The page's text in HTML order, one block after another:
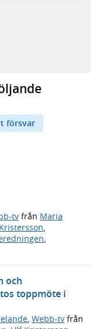
webbplats,
webbplats,
försvar
tv från Maria
,
,
och
toppmöte i
, Webb-tv från